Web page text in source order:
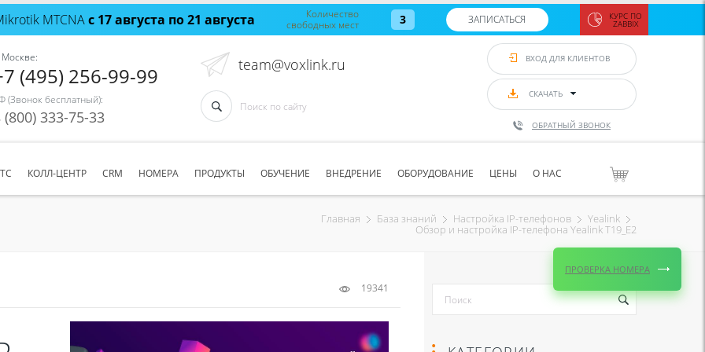
MTCNAс 17 августа по 21 августа
Количество
свободных мест
3 ЗАПИСАТЬСЯ КУРС ПО
ZABBIX
ВХОД ДЛЯ КЛИЕНТОВ
СКАЧАТЬ
ОБРАТНЫЙ ЗВОНОК
(495) 256-99-99
(Звонок бесплатный):
(800) 333-75-33
team@voxlink.ru
КОЛЛ-ЦЕНТР CRM НОМЕРА ПРОДУКТЫ ОБУЧЕНИЕ ВНЕДРЕНИЕ ОБОРУДОВАНИЕ ЦЕНЫ О НАС
Главная База знаний Настройка IP-телефонов Yealink
Обзор и настройка IP-телефона Yealink T19_E2
19341
ПРОВЕРКА НОМЕРА